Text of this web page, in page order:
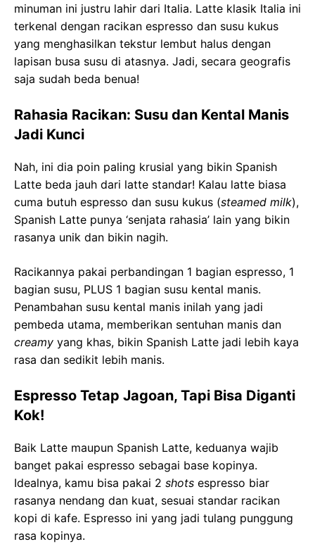
minuman ini justru lahir dari Italia. Latte klasik Italia ini
terkenal dengan racikan espresso dan susu kukus
yang menghasilkan tekstur lembut halus dengan
lapisan busa susu di atasnya. Jadi, secara geografis
saja sudah beda benua!
Rahasia Racikan: Susu dan Kental Manis
Jadi Kunci
Nah, ini dia poin paling krusial yang bikin Spanish
Latte beda jauh dari latte standar! Kalau latte biasa
cuma butuh espresso dan susu kukus (steamed milk),
Spanish Latte punya ‘senjata rahasia’ lain yang bikin
rasanya unik dan bikin nagih.
Racikannya pakai perbandingan 1 bagian espresso, 1
bagian susu, PLUS 1 bagian susu kental manis.
Penambahan susu kental manis inilah yang jadi
pembeda utama, memberikan sentuhan manis dan
creamy yang khas, bikin Spanish Latte jadi lebih kaya
rasa dan sedikit lebih manis.
Espresso Tetap Jagoan, Tapi Bisa Diganti
Kok!
Baik Latte maupun Spanish Latte, keduanya wajib
banget pakai espresso sebagai base kopinya.
Idealnya, kamu bisa pakai 2 shots espresso biar
rasanya nendang dan kuat, sesuai standar racikan
kopi di kafe. Espresso ini yang jadi tulang punggung
rasa kopinya.